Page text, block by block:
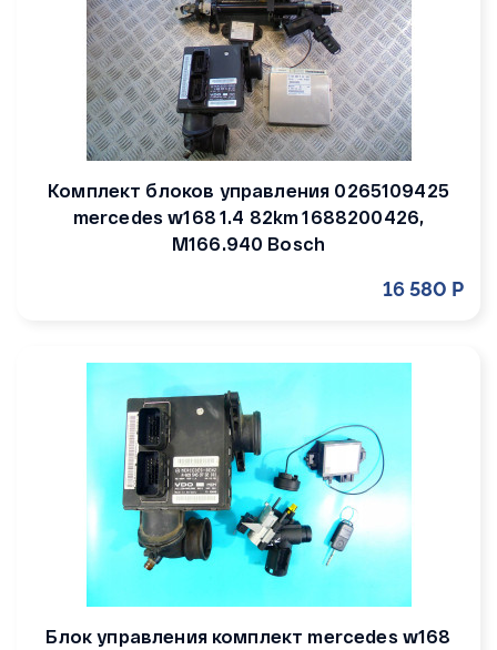
Комплект блоков управления 0265109425
mercedes w168 1.4 82km 1688200426,
M166.940 Bosch
16 580 Р
Блок управления комплект mercedes w168